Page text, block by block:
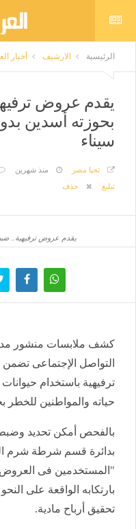
الرئيسية الارشيف أخبار
يقدم عروض
بحوزته أسدين
سيناء
تحيا مصر منذ شهرين
تبليغ
حذف
يقدم عروض ترفيهية..
كشف ملابسات منشور
التواصل الإجتماعى
ترفيهية باستخدام
حياته والمواطنين للخطر
بالفحص أمكن تحديد
بدائرة قسم شرطة شرم
"المستخدمين فى العروض
بارتكابه الواقعة على
تحقيق أرباح مادية.